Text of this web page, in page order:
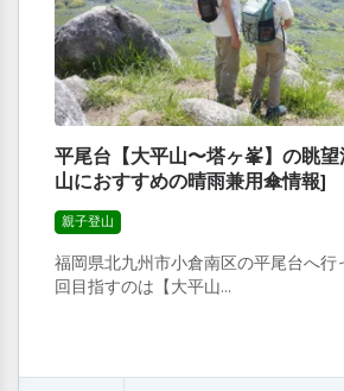
平尾台【大平山〜塔ヶ峯】の眺
山におすすめの晴雨兼用傘情報]
親子登山
福岡県北九州市小倉南区の平尾台へ行
回目指すのは【大平山...